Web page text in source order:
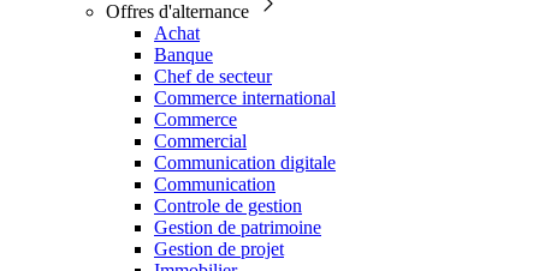
Offres d'alternance
Achat
Banque
Chef de secteur
Commerce international
Commerce
Commercial
Communication digitale
Communication
Controle de gestion
Gestion de patrimoine
Gestion de projet